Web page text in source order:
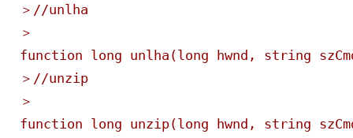
＞//unlha
＞
function long unlha(long hwnd, string
＞//unzip
＞
function long unzip(long hwnd, string